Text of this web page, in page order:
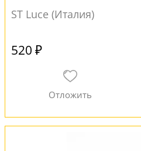
ST Luce (Италия)
520 ₽